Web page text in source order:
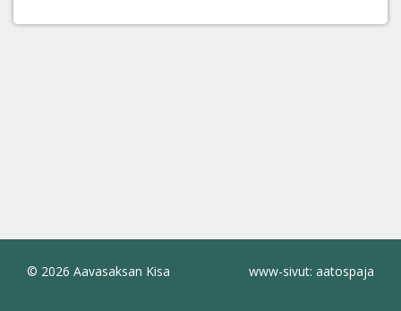
© 2026 Aavasaksan Kisa www-sivut: aatospaja